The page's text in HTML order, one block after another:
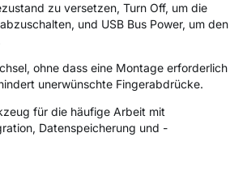
zu versetzen, Turn Off, um die
und USB Bus Power, um den
ohne dass eine Montage erforderlich
unerwünschte Fingerabdrücke.
für die häufige Arbeit mit
Datenspeicherung und -